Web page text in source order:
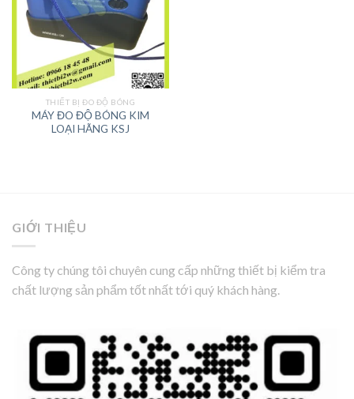
THIẾT BỊ ĐO ĐỘ BÓNG
MÁY ĐO ĐỘ BÓNG KIM
LOẠI HÃNG KSJ
GIỚI THIỆU
Công ty chúng tôi chuyên cung cấp những thiết bị kiểm tra
chất lượng sản phẩm tốt nhất tới quý khách hàng.